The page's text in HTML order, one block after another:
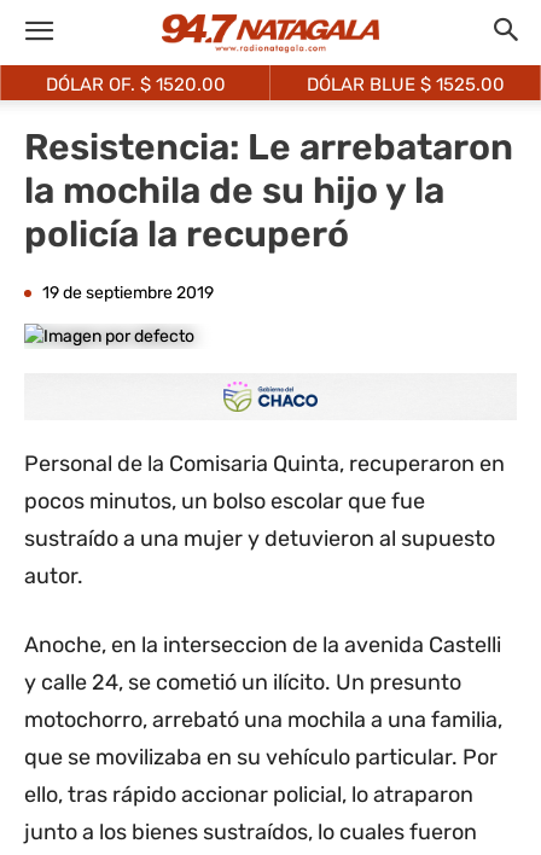
DÓLAR OF. $ 1520.00 DÓLAR BLUE $ 1525.00
Resistencia: Le arrebataron
la mochila de su hijo y la
policía la recuperó
19 de septiembre 2019
Personal de la Comisaria Quinta, recuperaron en
pocos minutos, un bolso escolar que fue
sustraído a una mujer y detuvieron al supuesto
autor.
Anoche, en la interseccion de la avenida Castelli
y calle 24, se cometió un ilícito. Un presunto
motochorro, arrebató una mochila a una familia,
que se movilizaba en su vehículo particular. Por
ello, tras rápido accionar policial, lo atraparon
junto a los bienes sustraídos, lo cuales fueron